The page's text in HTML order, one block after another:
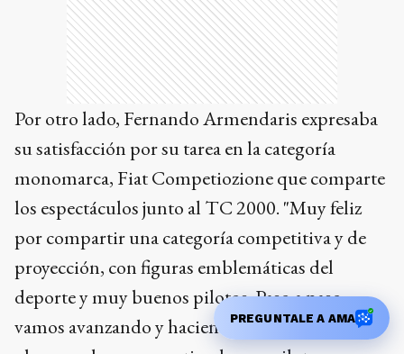
Por otro lado, Fernando Armendaris expresaba
su satisfacción por su tarea en la categoría
monomarca, Fiat Competiozione que comparte
los espectáculos junto al TC 2000. "Muy feliz
por compartir una categoría competitiva y de
proyección, con figuras emblemáticas del
deporte y muy buenos pilotos. Paso a paso
vamos avanzando y haciendo experiencia,
PREGUNTALE A AMA